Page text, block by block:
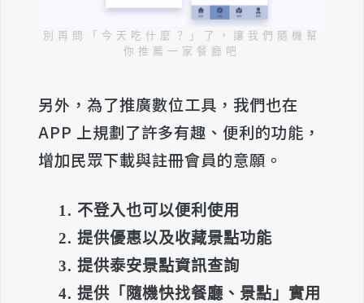
別再問「今天吃什麼？」了，讓我們隨機幫
你推薦一家餐廳吧
另外，為了推廣數位工具，我們也在
APP 上規劃了許多有趣、便利的功能，
增加民眾下載與註冊會員的意願。
不登入也可以便利使用
提供優惠以及收藏景點功能
提供泰安景點資訊查詢
提供「隨機快找餐廳、景點」實用